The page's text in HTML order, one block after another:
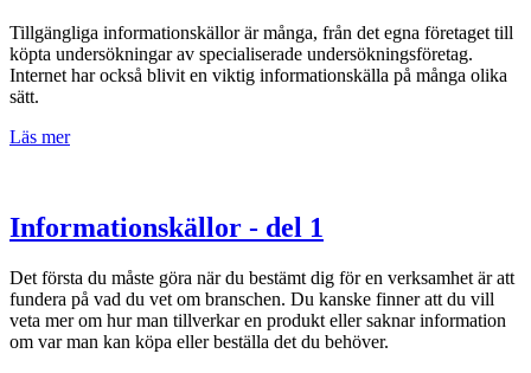
Tillgängliga informationskällor är många, från det egna företaget till
köpta undersökningar av specialiserade undersökningsföretag.
Internet har också blivit en viktig informationskälla på många olika
sätt.
Läs mer
Informationskällor - del 1
Det första du måste göra när du bestämt dig för en verksamhet är att
fundera på vad du vet om branschen. Du kanske finner att du vill
veta mer om hur man tillverkar en produkt eller saknar information
om var man kan köpa eller beställa det du behöver.